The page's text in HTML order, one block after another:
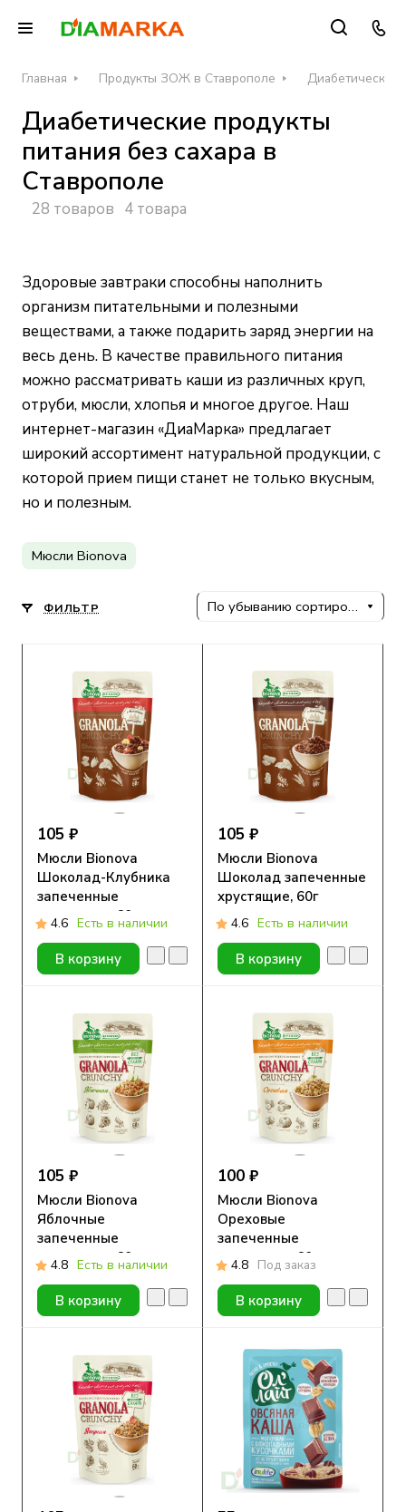
Главная Продукты ЗОЖ в Ставрополе Диабетические
Диабетические продукты
питания без сахара в
Ставрополе
28 товаров 4 товара
Здоровые завтраки способны наполнить
организм питательными и полезными
веществами, а также подарить заряд энергии на
весь день. В качестве правильного питания
можно рассматривать каши из различных круп,
отруби, мюсли, хлопья и многое другое. Наш
интернет-магазин «ДиаМарка» предлагает
широкий ассортимент натуральной продукции, с
которой прием пищи станет не только вкусным,
но и полезным.
Мюсли Bionova
ФИЛЬТР По убыванию сортировки
105 ₽
Мюсли Bionova
Шоколад-Клубника
запеченные
хрустящие, 60г
4.6 Есть в наличии
В корзину
105 ₽
Мюсли Bionova
Шоколад запеченные
хрустящие, 60г
4.6 Есть в наличии
В корзину
105 ₽
Мюсли Bionova
Яблочные
запеченные
хрустящие, 60г
4.8 Есть в наличии
В корзину
100 ₽
Мюсли Bionova
Ореховые
запеченные
хрустящие, 60г
4.8 Под заказ
В корзину